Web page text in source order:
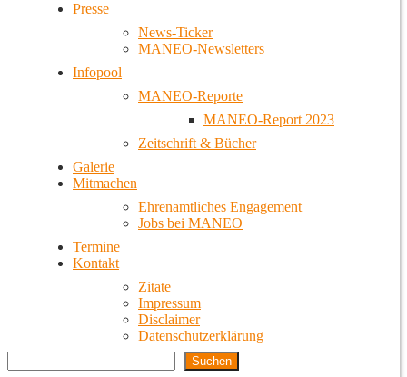
Presse
News-Ticker
MANEO-Newsletters
Infopool
MANEO-Reporte
MANEO-Report 2023
Zeitschrift & Bücher
Galerie
Mitmachen
Ehrenamtliches Engagement
Jobs bei MANEO
Termine
Kontakt
Zitate
Impressum
Disclaimer
Datenschutzerklärung
Suchen